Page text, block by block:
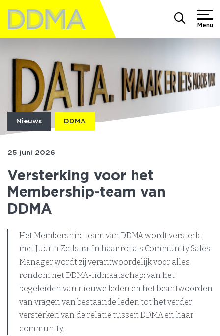
Menu
Nieuws DDMA
25 juni 2026
Versterking voor het
Membership-team van
DDMA
Het Membership-team van DDMA wordt versterkt
met Judith Zeilstra. In haar rol als Community Sales
Manager wordt zij verantwoordelijk voor alles
rondom het DDMA-lidmaatschap: van het
begeleiden van nieuwe leden en het beantwoorden
van vragen van bestaande leden tot het verder
versterken van de relatie tussen DDMA en haar
community.